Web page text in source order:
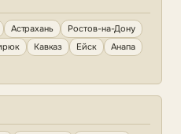
Астрахань
Ростов-на-Дону
Кавказ Ейск
Анапа